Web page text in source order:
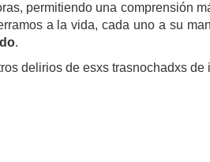
permitiendo una comprensión
a la vida, cada uno a su
.
delirios de esxs trasnochadxs de